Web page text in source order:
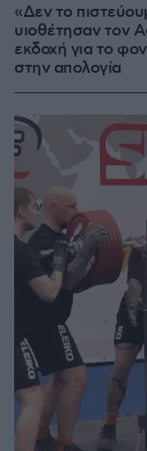
«Δεν το
υιοθέτησαν τον
εκδοχή για το
στην απολογία